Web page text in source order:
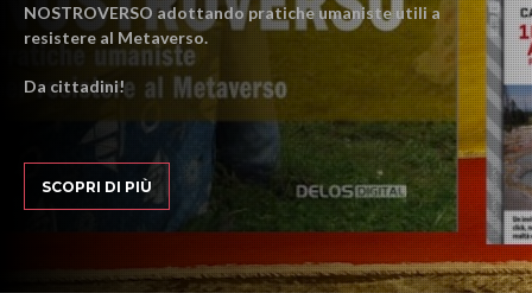
NOSTROVERSO adottando pratiche umaniste utili a
resistere al Metaverso.
Da cittadini!
SCOPRI DI PIÙ